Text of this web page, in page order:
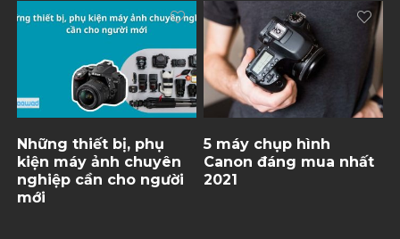
Những thiết bị, phụ
kiện máy ảnh chuyên
nghiệp cần cho người
mới
5 máy chụp hình
Canon đáng mua nhất
2021